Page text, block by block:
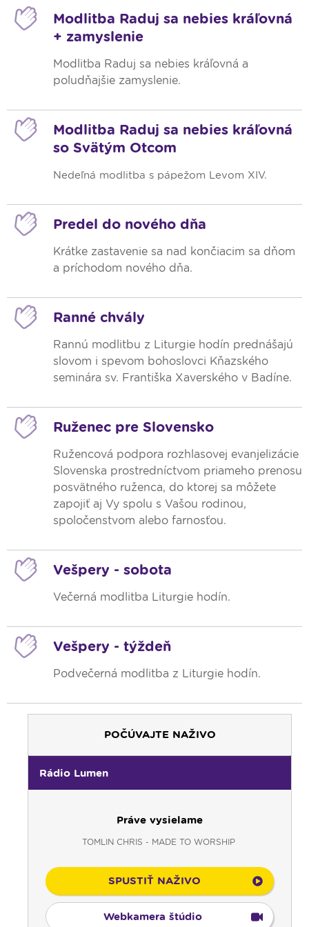
Modlitba Raduj sa nebies kráľovná
+ zamyslenie
Modlitba Raduj sa nebies kráľovná a
poludňajšie zamyslenie.
Modlitba Raduj sa nebies kráľovná
so Svätým Otcom
Nedeľná modlitba s pápežom Levom XIV.
Predel do nového dňa
Krátke zastavenie sa nad končiacim sa dňom
a príchodom nového dňa.
Ranné chvály
Rannú modlitbu z Liturgie hodín prednášajú
slovom i spevom bohoslovci Kňazského
seminára sv. Františka Xaverského v Badíne.
Ruženec pre Slovensko
Ružencová podpora rozhlasovej evanjelizácie
Slovenska prostredníctvom priameho prenosu
posvätného ruženca, do ktorej sa môžete
zapojiť aj Vy spolu s Vašou rodinou,
spoločenstvom alebo farnosťou.
Vešpery - sobota
Večerná modlitba Liturgie hodín.
Vešpery - týždeň
Podvečerná modlitba z Liturgie hodín.
POČÚVAJTE NAŽIVO
Rádio Lumen
Práve vysielame
TOMLIN CHRIS - MADE TO WORSHIP
SPUSTIŤ NAŽIVO
Webkamera štúdio
AI, tešíma! - repríza
Večera u Slováka - repríza
02:00
História a my - repríza
03:00 Pod vankúš
04:00
Slávnostný ruženec